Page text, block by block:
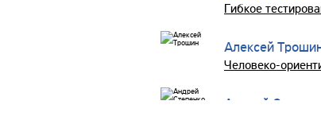
Гибкое
Алексей
Человеко-
Андрей Степенко